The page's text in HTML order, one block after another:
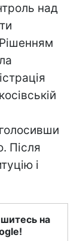
над
Після
і
на